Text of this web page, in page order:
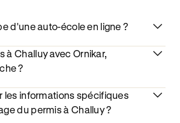
d'une auto-école en ligne ?
à Challuy avec Ornikar,
?
les informations spécifiques
du permis à Challuy ?